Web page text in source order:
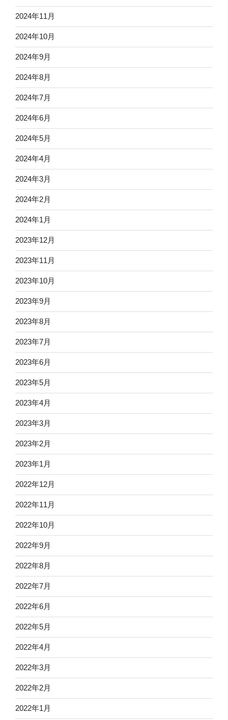
2024年11月
2024年10月
2024年9月
2024年8月
2024年7月
2024年6月
2024年5月
2024年4月
2024年3月
2024年2月
2024年1月
2023年12月
2023年11月
2023年10月
2023年9月
2023年8月
2023年7月
2023年6月
2023年5月
2023年4月
2023年3月
2023年2月
2023年1月
2022年12月
2022年11月
2022年10月
2022年9月
2022年8月
2022年7月
2022年6月
2022年5月
2022年4月
2022年3月
2022年2月
2022年1月